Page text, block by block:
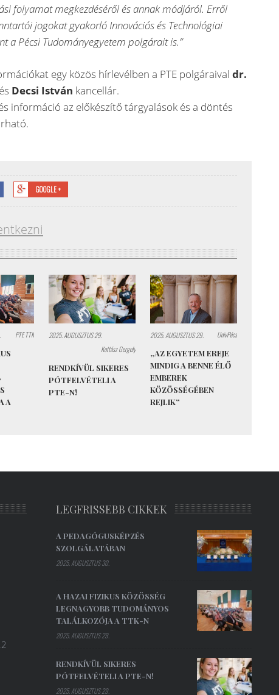
folyamat megkezdéséről és annak módjáról. Erről
jogokat gyakorló Innovációs és Technológiai
a Pécsi Tudományegyetem polgárait is.”
egy közös hírlevélben a PTE polgáraivaldr.
Decsi István kancellár.
információ az előkészítő tárgyalások és a döntés
GOOGLE +
PTE TTK
A
2025. AUGUSZTUS 29.
Kottász Gergely
RENDKÍVÜL SIKERES
PÓTFELVÉTELI A
PTE-N!
2025. AUGUSZTUS 29. UnivPécs
„AZ EGYETEM EREJE
MINDIG A BENNE ÉLŐ
EMBEREK
KÖZÖSSÉGÉBEN
REJLIK”
LEGFRISSEBB CIKKEK
A PEDAGÓGUSKÉPZÉS
SZOLGÁLATÁBAN
2025. AUGUSZTUS 30.
A HAZAI FIZIKUS KÖZÖSSÉG
LEGNAGYOBB TUDOMÁNYOS
TALÁLKOZÓJA A TTK-N
2025. AUGUSZTUS 29.
RENDKÍVÜL SIKERES
PÓTFELVÉTELI A PTE-N!
2025. AUGUSZTUS 29.